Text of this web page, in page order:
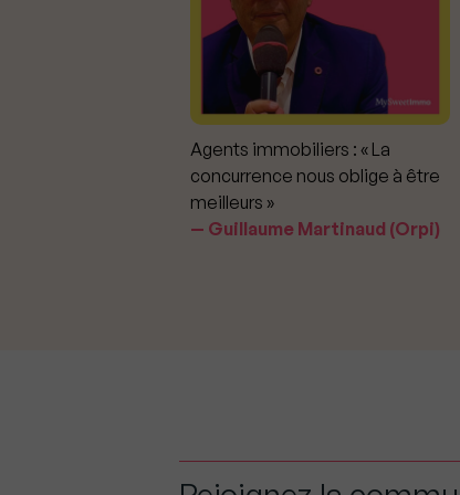
Agents immobiliers : « La
concurrence nous oblige à être
meilleurs »
Guillaume Martinaud (Orpi)